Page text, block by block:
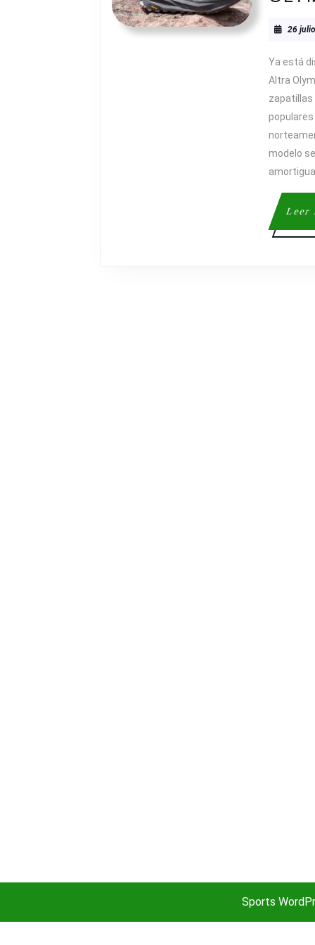
26
Ya está
Altra
zapatillas
modelo
Leer
Sports